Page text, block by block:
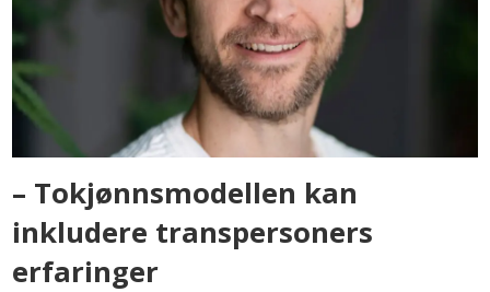
– Tokjønnsmodellen kan
inkludere transpersoners
erfaringer